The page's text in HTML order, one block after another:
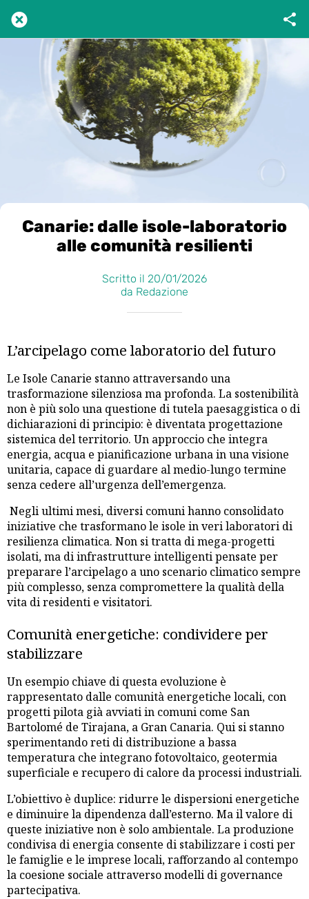
Canarie: dalle isole-laboratorio
alle comunità resilienti
Scritto il 20/01/2026
da Redazione
L’arcipelago come laboratorio del futuro
Le Isole Canarie stanno attraversando una
trasformazione silenziosa ma profonda. La sostenibilità
non è più solo una questione di tutela paesaggistica o di
dichiarazioni di principio: è diventata progettazione
sistemica del territorio. Un approccio che integra
energia, acqua e pianificazione urbana in una visione
unitaria, capace di guardare al medio-lungo termine
senza cedere all’urgenza dell’emergenza.
Negli ultimi mesi, diversi comuni hanno consolidato
iniziative che trasformano le isole in veri laboratori di
resilienza climatica. Non si tratta di mega-progetti
isolati, ma di infrastrutture intelligenti pensate per
preparare l’arcipelago a uno scenario climatico sempre
più complesso, senza compromettere la qualità della
vita di residenti e visitatori.
Comunità energetiche: condividere per
stabilizzare
Un esempio chiave di questa evoluzione è
rappresentato dalle comunità energetiche locali, con
progetti pilota già avviati in comuni come San
Bartolomé de Tirajana, a Gran Canaria. Qui si stanno
sperimentando reti di distribuzione a bassa
temperatura che integrano fotovoltaico, geotermia
superficiale e recupero di calore da processi industriali.
L’obiettivo è duplice: ridurre le dispersioni energetiche
e diminuire la dipendenza dall’esterno. Ma il valore di
queste iniziative non è solo ambientale. La produzione
condivisa di energia consente di stabilizzare i costi per
le famiglie e le imprese locali, rafforzando al contempo
la coesione sociale attraverso modelli di governance
partecipativa.